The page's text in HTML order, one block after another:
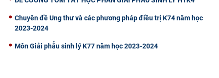
Chuyên đề Ung thư và các phương pháp điều trị K74 năm học
2023-2024
Môn Giải phẫu sinh lý K77 năm học 2023-2024